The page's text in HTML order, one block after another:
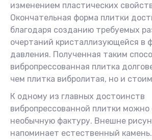
изменением пластических
Окончательная форма плитки
благодаря созданию требуемых
очертаний кристаллизующейся в
давления. Полученная таким
вибропрессованная плитка
чем плитка вибролитая, но и
К одному из главных достоинств
вибропрессованной плитки можно
необычную фактуру. Внешне
напоминает естественный